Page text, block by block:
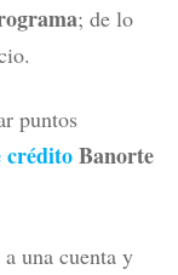
; de lo
puntos
créditoBanorte
una cuenta y